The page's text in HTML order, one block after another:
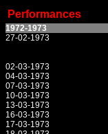
Performances
1972-1973
27-02-1973
02-03-1973
04-03-1973
07-03-1973
10-03-1973
13-03-1973
16-03-1973
17-03-1973